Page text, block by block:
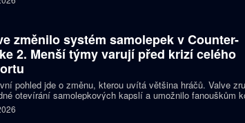
změnilo systém samolepek v Counter-
2. Menší týmy varují před krizí celého
pohled jde o změnu, kterou uvítá většina hráčů. Valve
otevírání samolepkových kapslí a umožnilo fanouškům
samolepku svého oblíbeného týmu nebo hráče. Podle řady
ale nový systém dramaticky snižuje jejich příjmy a může